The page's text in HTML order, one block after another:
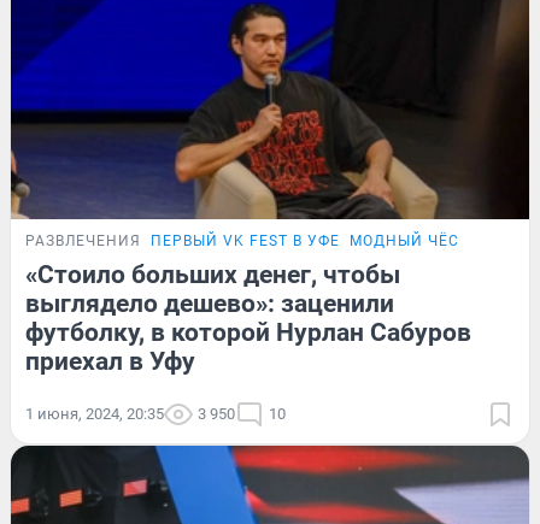
РАЗВЛЕЧЕНИЯ ПЕРВЫЙ VK FEST В УФЕ МОДНЫЙ ЧЁС
«Стоило больших денег, чтобы
выглядело дешево»: заценили
футболку, в которой Нурлан Сабуров
приехал в Уфу
1 июня, 2024, 20:35 3 950 10